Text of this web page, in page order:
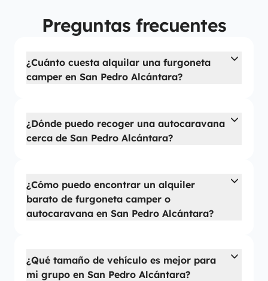
Preguntas frecuentes
¿Cuánto cuesta alquilar una furgoneta
camper en San Pedro Alcántara?
¿Dónde puedo recoger una autocaravana
cerca de San Pedro Alcántara?
¿Cómo puedo encontrar un alquiler
barato de furgoneta camper o
autocaravana en San Pedro Alcántara?
¿Qué tamaño de vehículo es mejor para
mi grupo en San Pedro Alcántara?